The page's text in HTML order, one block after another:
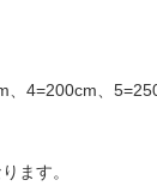
4=200cm、
ます。